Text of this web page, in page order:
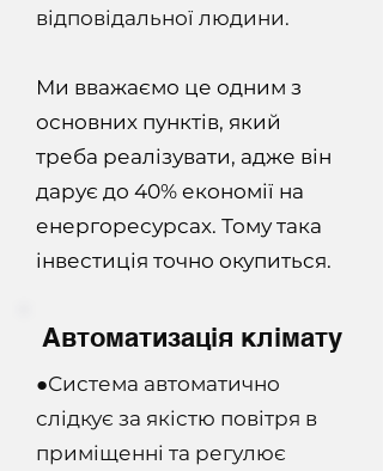
відповідальної людини.
Ми вважаємо це одним з
основних пунктів, який
треба реалізувати, адже він
дарує до 40% економії на
енергоресурсах. Тому така
інвестиція точно окупиться.
Автоматизація клімату
●Система автоматично
слідкує за якістю повітря в
приміщенні та регулює